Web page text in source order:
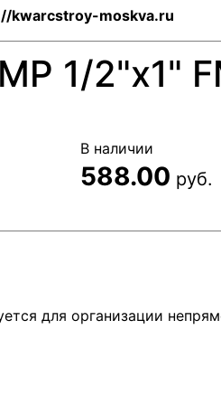
kwarcstroy-moskva.ru
1/2"х1"
В наличии
588.00 руб.
для организации